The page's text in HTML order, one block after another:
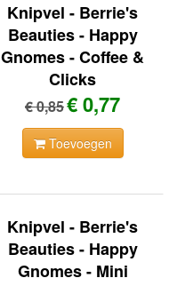
Knipvel - Berrie's
Beauties - Happy
Gnomes - Coffee &
Clicks
€ 0,85€ 0,77
Toevoegen
Knipvel - Berrie's
Beauties - Happy
Gnomes - Mini